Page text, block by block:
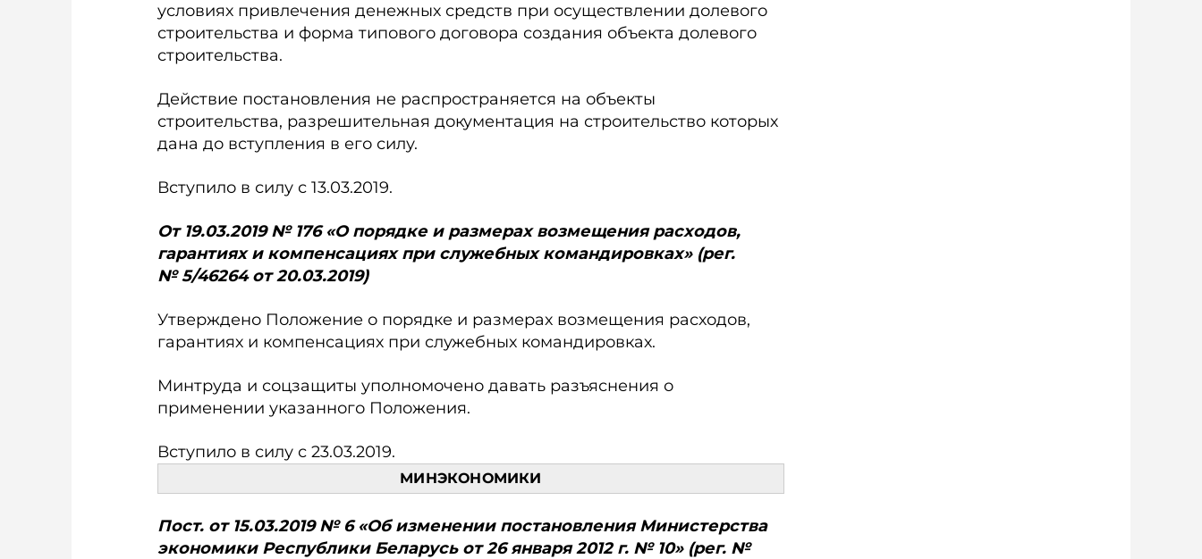
условиях привлечения денежных средств при осуществлении долевого
строительства и форма типового договора создания объекта долевого
строительства.
Действие постановления не распространяется на объекты
строительства, разрешительная документация на строительство которых
дана до вступления в его силу.
Вступило в силу с 13.03.2019.
От 19.03.2019 № 176 «О порядке и размерах возмещения расходов,
гарантиях и компенсациях при служебных командировках» (рег.
№ 5/46264 от 20.03.2019)
Утверждено Положение о порядке и размерах возмещения расходов,
гарантиях и компенсациях при служебных командировках.
Минтруда и соцзащиты уполномочено давать разъяснения о
применении указанного Положения.
Вступило в силу с 23.03.2019.
МИНЭКОНОМИКИ
Пост. от 15.03.2019 № 6 «Об изменении постановления Министерства
экономики Республики Беларусь от 26 января 2012 г. № 10» (рег. №